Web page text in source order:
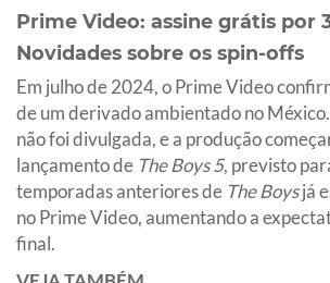
Prime Video: assine grátis por
Novidades sobre os spin-offs
Em julho de 2024, o Prime Video
de um derivado ambientado no
não foi divulgada, e a produção
lançamento de The Boys 5, previsto
temporadas anteriores de The Boysjá
no Prime Video, aumentando a
final.